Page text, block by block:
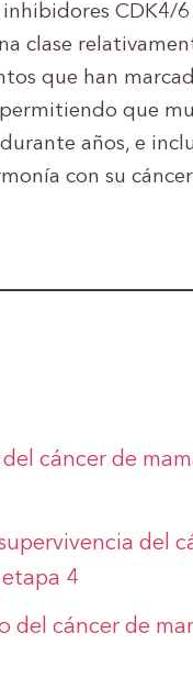
CDK4/6
clase
que han
que
años, e
con su
cáncer de
supervivencia del
4
del cáncer de